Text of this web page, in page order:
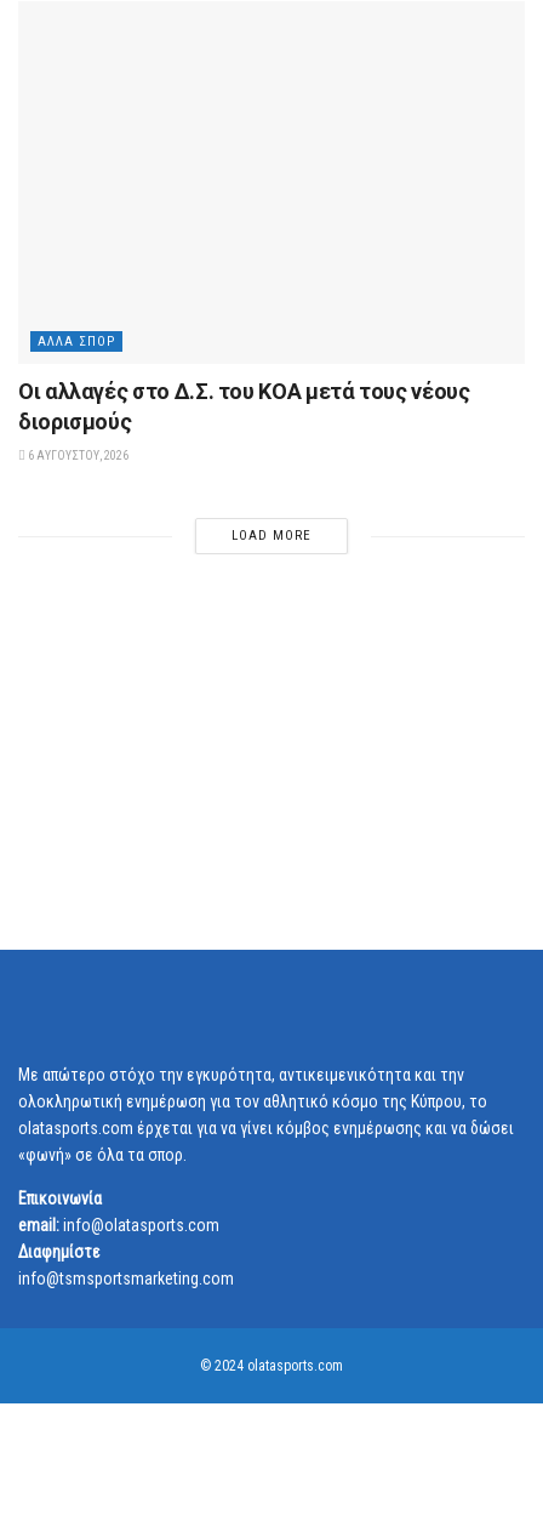
ΆΛΛΑ ΣΠΟΡ
Οι αλλαγές στο Δ.Σ. του ΚΟΑ μετά τους νέους
διορισμούς
6 ΑΥΓΟΎΣΤΟΥ, 2026
LOAD MORE
Με απώτερο στόχο την εγκυρότητα, αντικειμενικότητα και την
ολοκληρωτική ενημέρωση για τον αθλητικό κόσμο της Κύπρου, το
olatasports.com έρχεται για να γίνει κόμβος ενημέρωσης και να δώσει
«φωνή» σε όλα τα σπορ.
Επικοινωνία
email:info@olatasports.com
Διαφημίστε
info@tsmsportsmarketing.com
© 2024 olatasports.com